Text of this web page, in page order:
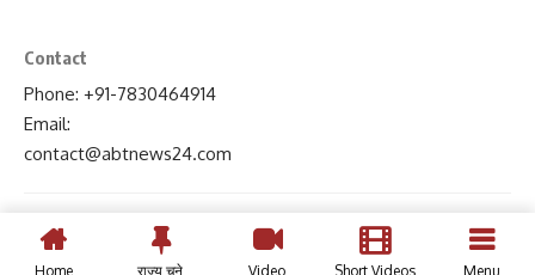
Contact
Phone: +91-7830464914
Email:
contact@abtnews24.com
Home राज्य चुने Video Short Videos Menu